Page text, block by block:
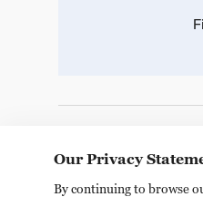
Our Privacy
By continuing to browse